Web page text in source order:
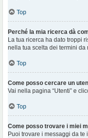
Top
Perché la mia ricerca dà
La tua ricerca ha dato troppi
nella tua scelta dei termini da
Top
Come posso cercare un
Vai nella pagina “Utenti” e
Top
Come posso trovare i miei
Puoi trovare i messaggi da